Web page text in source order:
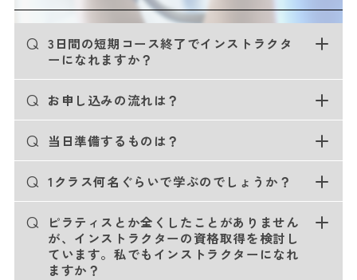
Q 3日間の短期コース終了でインストラクタ
ーになれますか？
Q お申し込みの流れは？
Q 当日準備するものは？
Q 1クラス何名ぐらいで学ぶのでしょうか？
Q
ピラティスとか全くしたことがありません
が、インストラクターの資格取得を検討し
ています。私でもインストラクターになれ
ますか？